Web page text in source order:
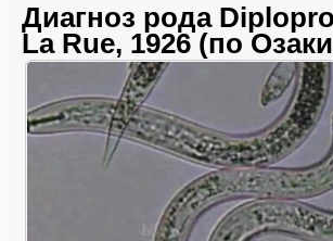
Диагноз рода
La Rue, 1926 (по